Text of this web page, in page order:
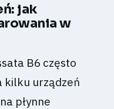
jak
w
B6 często
kilku urządzeń
płynne